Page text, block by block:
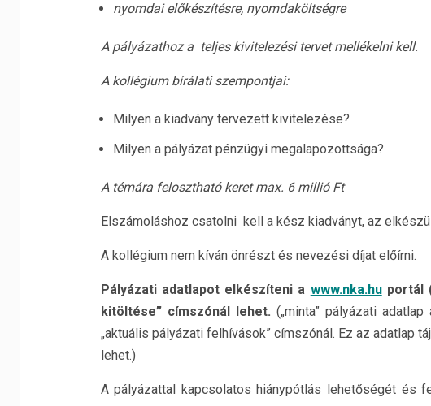
nyomdai előkészítésre, nyomdaköltségre
A pályázathoz a teljes kivitelezési tervet mellékelni kell.
A kollégium bírálati szempontjai:
Milyen a kiadvány tervezett kivitelezése?
Milyen a pályázat pénzügyi megalapozottsága?
A témára felosztható keret max. 6 millió Ft
Elszámoláshoz csatolni kell a kész kiadványt, az
A kollégium nem kíván önrészt és nevezési díjat előírni.
Pályázati adatlapot elkészíteni a www.nka.huportál
kitöltése” címszónál lehet. („minta” pályázati
„aktuális pályázati felhívások” címszónál. Ez az adatlap
lehet.)
A pályázattal kapcsolatos hiánypótlás lehetőségét és